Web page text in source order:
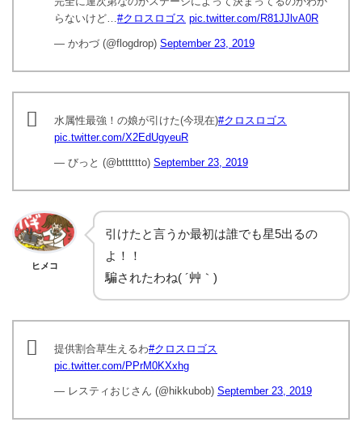
らないけど…#クロスロゴス pic.twitter.com/R81JJlvA0R
— かわづ (@flogdrop) September 23, 2019
水属性最強！の娘が引けた(今現在)#クロスロゴス
pic.twitter.com/X2EdUgyeuR
— びっと (@btttttto) September 23, 2019
ヒメコ
引けたと言うか最初は誰でも星5出るの
よ！！
騙されたわね( ´艸｀)
提供割合草生えるわ#クロスロゴス
pic.twitter.com/PPrM0KXxhg
— レスティおじさん (@hikkubob) September 23, 2019